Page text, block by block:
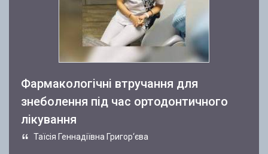
Фармакологічні втручання для
знеболення під час ортодонтичного
лікування
Таїсія Геннадіївна Григор‘єва